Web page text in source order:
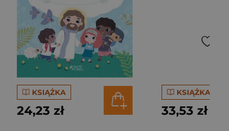
KSIĄŻKA
24,23 zł
KSIĄŻKA
33,53 zł